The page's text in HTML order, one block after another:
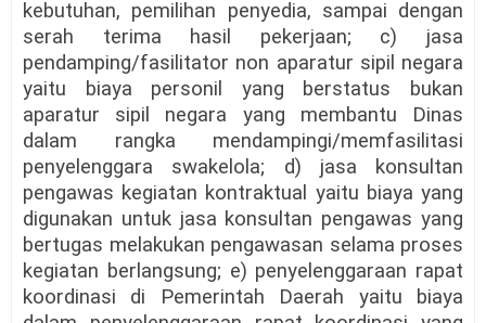
kebutuhan, pemilihan penyedia, sampai dengan
serah terima hasil pekerjaan; c) jasa
pendamping/fasilitator non aparatur sipil negara
yaitu biaya personil yang berstatus bukan
aparatur sipil negara yang membantu Dinas
dalam rangka mendampingi/memfasilitasi
penyelenggara swakelola; d) jasa konsultan
pengawas kegiatan kontraktual yaitu biaya yang
digunakan untuk jasa konsultan pengawas yang
bertugas melakukan pengawasan selama proses
kegiatan berlangsung; e) penyelenggaraan rapat
koordinasi di Pemerintah Daerah yaitu biaya